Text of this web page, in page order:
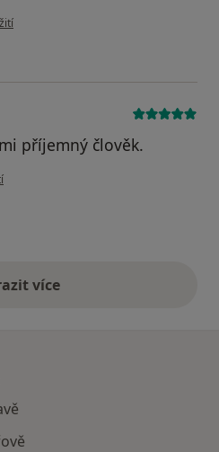
Pacient
příjemný člověk.
Pacient
více
výše uvedené názory